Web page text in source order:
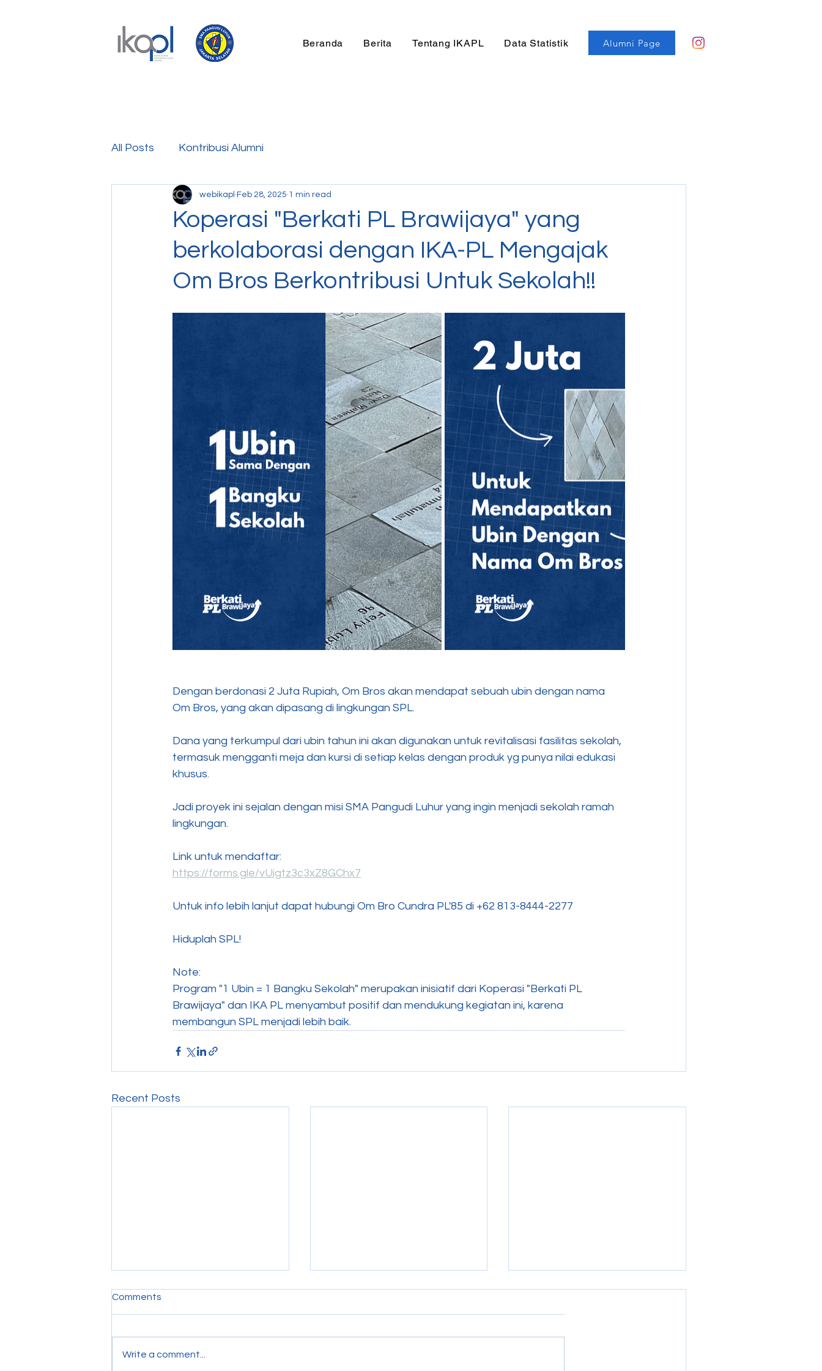
Beranda Berita Tentang IKAPL Data Statistik Alumni Page
All Posts Kontribusi Alumni
Koperasi "Berkati PL Brawijaya" yang
berkolaborasi dengan IKA-PL Mengajak
Om Bros Berkontribusi Untuk Sekolah!!
webikapl Feb 28, 2025 1 min read
Dengan berdonasi 2 Juta Rupiah, Om Bros akan mendapat sebuah ubin dengan nama
Om Bros, yang akan dipasang di lingkungan SPL.
Dana yang terkumpul dari ubin tahun ini akan digunakan untuk revitalisasi fasilitas sekolah,
termasuk mengganti meja dan kursi di setiap kelas dengan produk yg punya nilai edukasi
khusus.
Jadi proyek ini sejalan dengan misi SMA Pangudi Luhur yang ingin menjadi sekolah ramah
lingkungan.
Link untuk mendaftar:
https://forms.gle/vUigtz3c3xZ8GChx7
Untuk info lebih lanjut dapat hubungi Om Bro Cundra PL'85 di +62 813-8444-2277
Hiduplah SPL!
Note:
Program "1 Ubin = 1 Bangku Sekolah" merupakan inisiatif dari Koperasi "Berkati PL
Brawijaya" dan IKA PL menyambut positif dan mendukung kegiatan ini, karena
membangun SPL menjadi lebih baik.
Recent Posts
Comments
Write a comment...